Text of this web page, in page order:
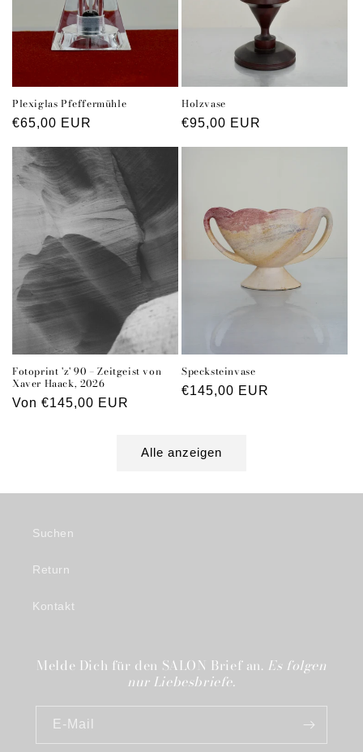
Plexiglas Pfeffermühle
Normaler
€65,00 EUR
Holzvase
Normaler
€95,00 EUR
Fotoprint 'z' 90 – Zeitgeist von
Xaver Haack, 2026
Normaler
Von €145,00 EUR
Specksteinvase
Normaler
€145,00 EUR
Alle anzeigen
Suchen
Return
Kontakt
Melde Dich für den SALON Brief an. Es folgen
nur Liebesbriefe.
E-Mail